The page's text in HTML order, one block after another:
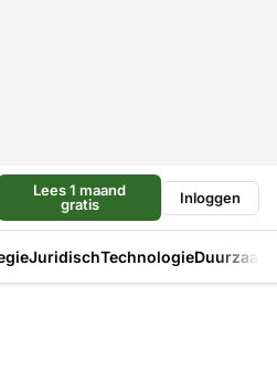
Lees 1 maand
gratis
Inloggen
JuridischTechnologie